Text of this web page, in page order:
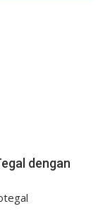
dengan